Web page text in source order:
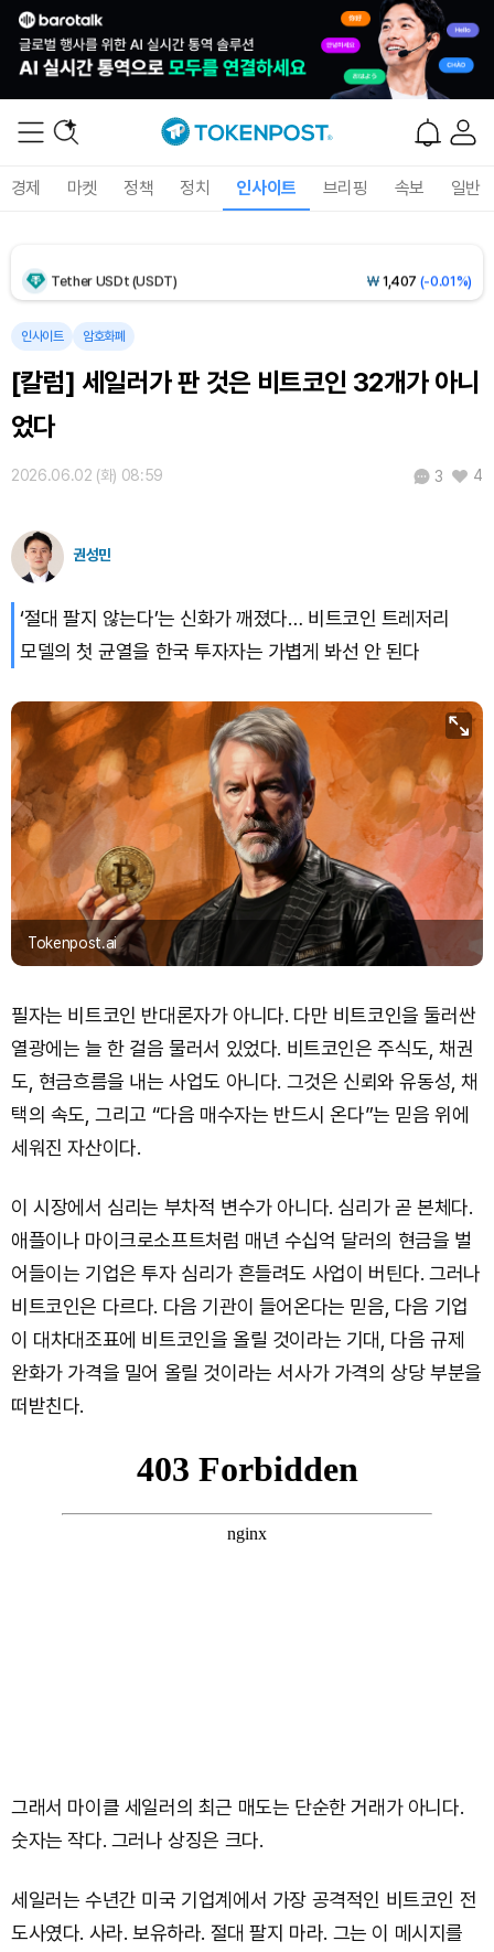
경제 마켓 정책 정치 인사이트 브리핑 속보 일반
Tether USDt (USDT) ₩ 1,407 (-0.01%)
BNB (BNB)
USDC (USDC) ₩1,408 (0.00%)
XRP (XRP)
TRON (TRX)
Dogecoin (DOGE) ₩ 99.19
Bitcoin (BTC) ₩ 91,771,536 (+0.23%)
인사이트 암호화폐
[칼럼] 세일러가 판 것은 비트코인 32개가 아니
었다
2026.06.02 (화) 08:59 3 4
권성민
‘절대 팔지 않는다’는 신화가 깨졌다… 비트코인 트레저리
모델의 첫 균열을 한국 투자자는 가볍게 봐선 안 된다
Tokenpost.ai
필자는 비트코인 반대론자가 아니다. 다만 비트코인을 둘러싼
열광에는 늘 한 걸음 물러서 있었다. 비트코인은 주식도, 채권
도, 현금흐름을 내는 사업도 아니다. 그것은 신뢰와 유동성, 채
택의 속도, 그리고 “다음 매수자는 반드시 온다”는 믿음 위에
세워진 자산이다.
이 시장에서 심리는 부차적 변수가 아니다. 심리가 곧 본체다.
애플이나 마이크로소프트처럼 매년 수십억 달러의 현금을 벌
어들이는 기업은 투자 심리가 흔들려도 사업이 버틴다. 그러나
비트코인은 다르다. 다음 기관이 들어온다는 믿음, 다음 기업
이 대차대조표에 비트코인을 올릴 것이라는 기대, 다음 규제
완화가 가격을 밀어 올릴 것이라는 서사가 가격의 상당 부분을
떠받친다.
그래서 마이클 세일러의 최근 매도는 단순한 거래가 아니다.
숫자는 작다. 그러나 상징은 크다.
세일러는 수년간 미국 기업계에서 가장 공격적인 비트코인 전
도사였다. 사라. 보유하라. 절대 팔지 마라. 그는 이 메시지를